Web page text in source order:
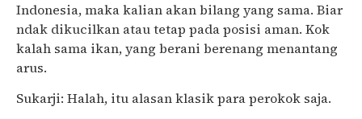
Indonesia, maka kalian akan bilang yang sama. Biar
ndak dikucilkan atau tetap pada posisi aman. Kok
kalah sama ikan, yang berani berenang menantang
arus.
Sukarji: Halah, itu alasan klasik para perokok saja.